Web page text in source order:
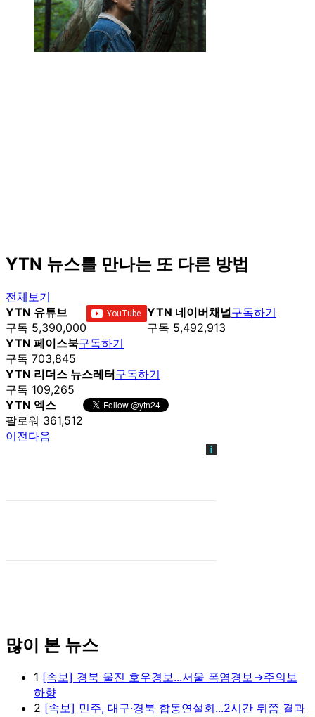
YTN 뉴스를 만나는 또 다른 방법
전체보기
YTN 유튜브
구독 5,390,000
YTN 네이버채널
구독 5,492,913
구독하기
YTN 페이스북
구독 703,845
구독하기
YTN 리더스 뉴스레터
구독 109,265
구독하기
YTN 엑스
팔로워 361,512
이전다음
많이 본 뉴스
1 [속보] 경북 울진 호우경보...서울 폭염경보→주의보
하향
2 [속보] 민주, 대구·경북 합동연설회...2시간 뒤쯤 결과